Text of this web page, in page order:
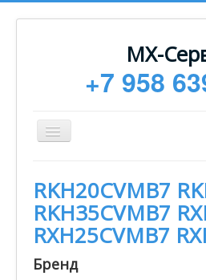
МХ-
+7 958
Toggle
Navigation
Монтаж
Сервисное обслуживание
RKH20CVMB7
RKH35CVMB7
RXH25CVMB7
Бренд